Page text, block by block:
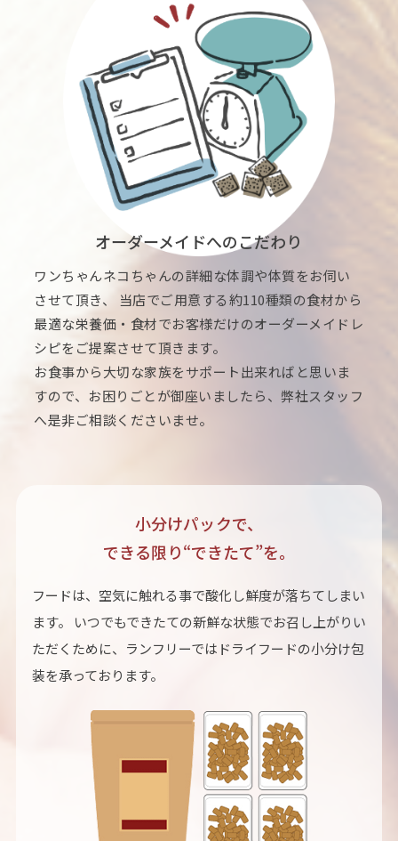
オーダーメイドへのこだわり
ワンちゃんネコちゃんの詳細な体調や体質をお伺い
させて頂き、 当店でご用意する約110種類の食材から
最適な栄養価・食材でお客様だけのオーダーメイドレ
シピをご提案させて頂きます。
お食事から大切な家族をサポート出来ればと思いま
すので、お困りごとが御座いましたら、弊社スタッフ
へ是非ご相談くださいませ。
小分けパックで、
できる限り“できたて”を。
フードは、空気に触れる事で酸化し鮮度が落ちてしまい
ます。 いつでもできたての新鮮な状態でお召し上がりい
ただくために、ランフリーではドライフードの小分け包
装を承っております。